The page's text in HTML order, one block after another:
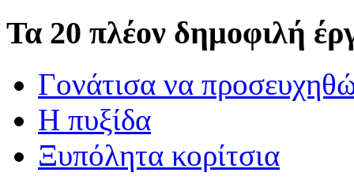
Τα 20 πλέον δημοφιλή
Γονάτισα να
Η πυξίδα
Ξυπόλητα κορίτσια